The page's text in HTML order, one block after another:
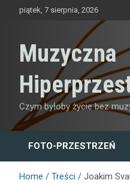
piątek, 7 sierpnia, 2026
Muzyczna
Czym byłoby życie bez
FOTO-PRZESTRZEŃ
Home Treści Joakim